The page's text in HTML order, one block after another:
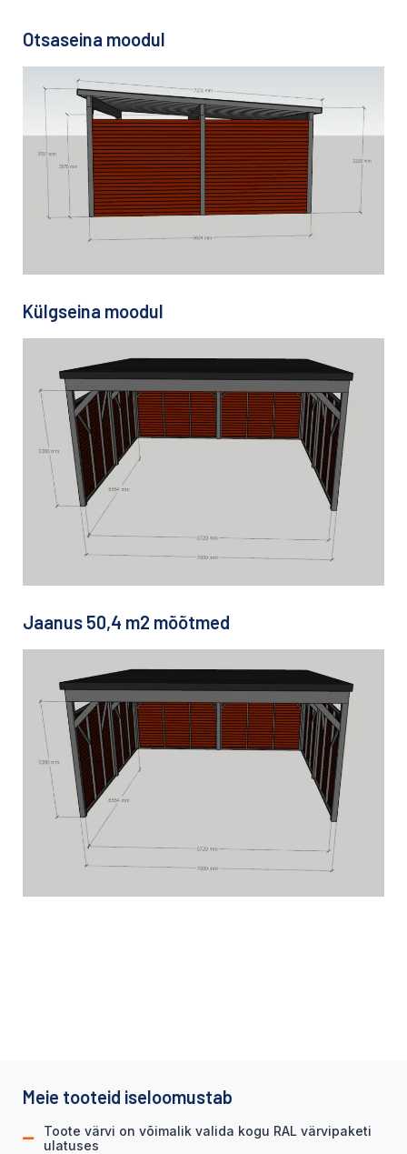
Otsaseina moodul
Külgseina moodul
Jaanus 50,4 m2 mõõtmed
Meie tooteid iseloomustab
Toote värvi on võimalik valida kogu RAL värvipaketi
ulatuses